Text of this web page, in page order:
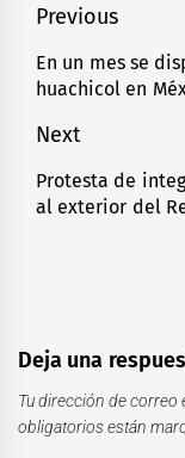
Navegación
de
entradas
Previous
Previous
post:
En un mes se
huachicol en
Next
Next
post:
Protesta de
al exterior del
Deja una
Tu dirección de correo
obligatorios están